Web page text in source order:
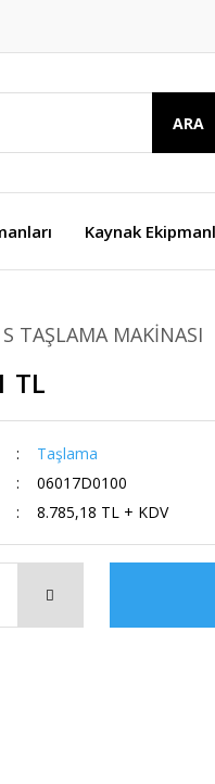
ARA
Kaynak
TAŞLAMA MAKİNASI
TL
Taşlama
06017D0100
8.785,18 TL + KDV